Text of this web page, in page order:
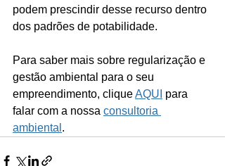
podem prescindir desse recurso dentro
dos padrões de potabilidade.
Para saber mais sobre regularização e
gestão ambiental para o seu
empreendimento, clique AQUI para
falar com a nossa consultoria
ambiental .